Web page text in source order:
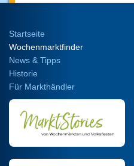
Startseite
Wochenmarktfinder
News & Tipps
Historie
Für Markthändler